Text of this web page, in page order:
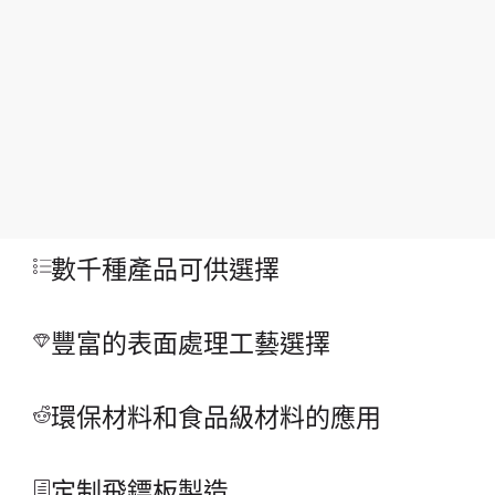
數千種產品可供選擇
豐富的表面處理工藝選擇
環保材料和食品級材料的應用